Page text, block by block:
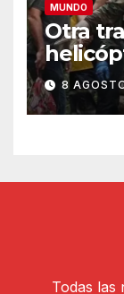
MUNDO
Otra
una
en un
8
Todas las